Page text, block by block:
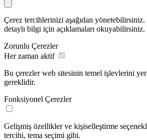
Çerez tercihlerinizi aşağıdan
detaylı bilgi için açıklamaları okuyabilirsiniz.
Zorunlu Çerezler
Her zaman aktif
Bu çerezler web sitesinin temel işlevlerini
gereklidir.
Fonksiyonel Çerezler
Gelişmiş özellikler ve kişiselleştirme
tercihi, tema seçimi gibi.